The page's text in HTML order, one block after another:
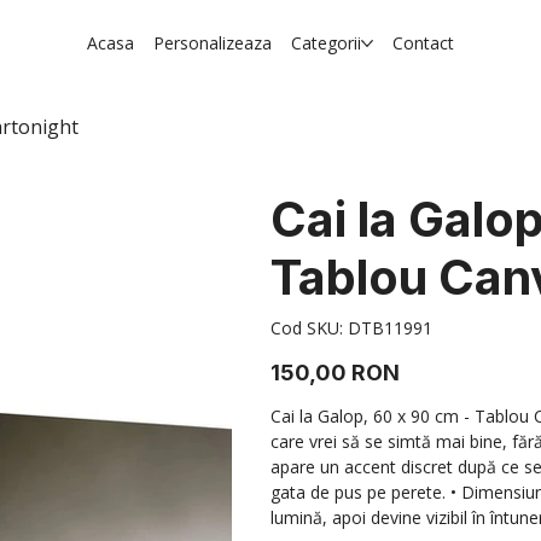
Acasa Personalizeaza Categorii Contact
Cai la
Tablou
Cod SKU: Cod
SKU
DTB11991
Preț
150,00 RON
Cai la Galop, 60 x 90 cm -
care vrei să se simtă mai bine,
apare un accent discret după ce
gata de pus pe perete. •
lumină, apoi devine vizibil în